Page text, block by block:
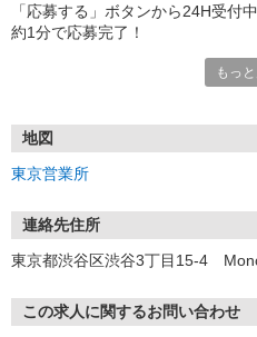
「応募する」ボタンから24H受付
約1分で応募完了！
①応募から3営業日を目安に、メー
★スマホでWEB面接（LINEなど）
す
③面接実施（履歴書不要）
※ご希望があれば、職場見学の調
もっ
地図
東京営業所
連絡先住所
東京都渋谷区渋谷3丁目15-4
この求人に関するお問い合わせ